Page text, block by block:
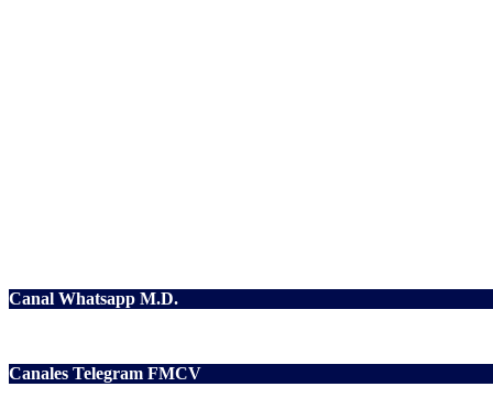
Canal Whatsapp M.D.
Canales Telegram FMCV